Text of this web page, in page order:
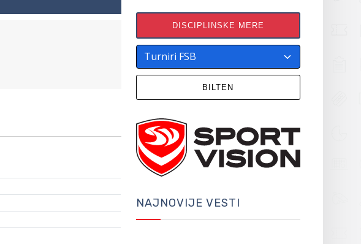
DISCIPLINSKE MERE
BILTEN
NAJNOVIJE VESTI